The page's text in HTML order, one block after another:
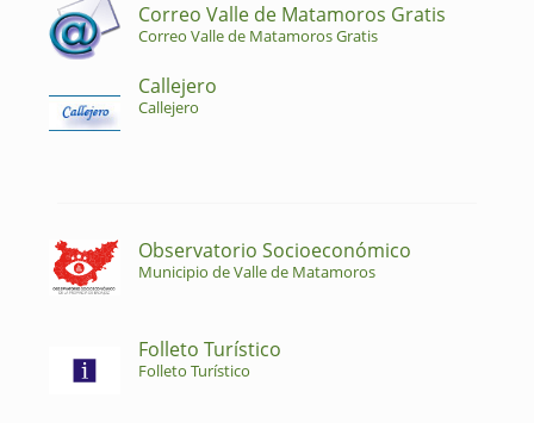
Correo Valle de Matamoros Gratis
Correo Valle de Matamoros Gratis
Callejero
Callejero
Observatorio Socioeconómico
Municipio de Valle de Matamoros
Folleto Turístico
Folleto Turístico